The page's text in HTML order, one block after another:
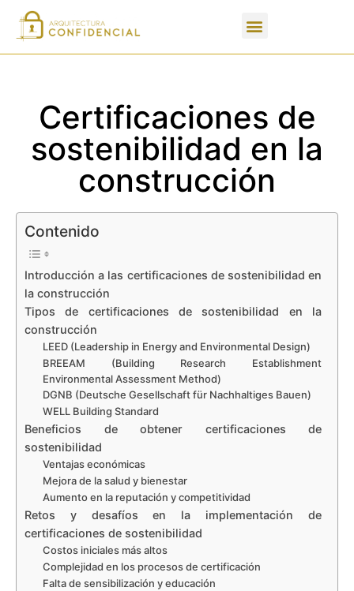
Certificaciones de
sostenibilidad en la
construcción
Contenido
Introducción a las certificaciones de sostenibilidad en
la construcción
Tipos de certificaciones de sostenibilidad en la
construcción
LEED (Leadership in Energy and Environmental Design)
BREEAM (Building Research Establishment
Environmental Assessment Method)
DGNB (Deutsche Gesellschaft für Nachhaltiges Bauen)
WELL Building Standard
Beneficios de obtener certificaciones de
sostenibilidad
Ventajas económicas
Mejora de la salud y bienestar
Aumento en la reputación y competitividad
Retos y desafíos en la implementación de
certificaciones de sostenibilidad
Costos iniciales más altos
Complejidad en los procesos de certificación
Falta de sensibilización y educación